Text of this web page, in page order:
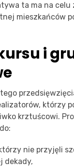
ta ma na
mieszkańców
i
tego
którzy
krztuścowi.
nie przyjęli
dekady,